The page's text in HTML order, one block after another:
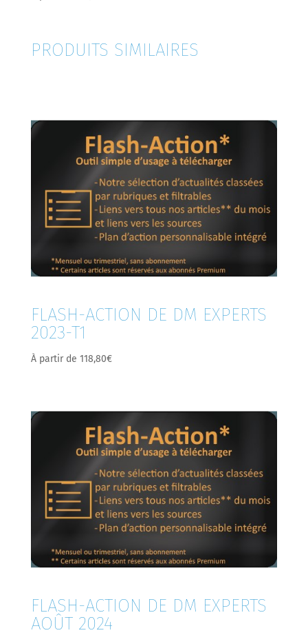
PRODUITS SIMILAIRES
FLASH-ACTION DE DM EXPERTS
2023-T1
À partir de 118,80€
FLASH-ACTION DE DM EXPERTS
AOÛT 2024